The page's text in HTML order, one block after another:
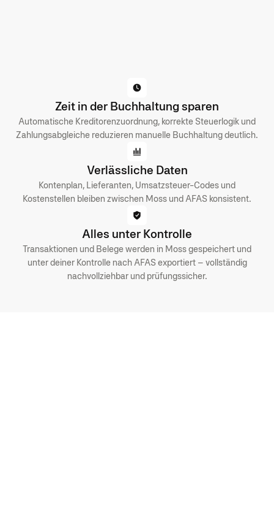
Zeit in der Buchhaltung sparen
Automatische Kreditorenzuordnung, korrekte Steuerlogik und
Zahlungsabgleiche reduzieren manuelle Buchhaltung deutlich.
Verlässliche Daten
Kontenplan, Lieferanten, Umsatzsteuer-Codes und
Kostenstellen bleiben zwischen Moss und AFAS konsistent.
Alles unter Kontrolle
Transaktionen und Belege werden in Moss gespeichert und
unter deiner Kontrolle nach AFAS exportiert – vollständig
nachvollziehbar und prüfungssicher.